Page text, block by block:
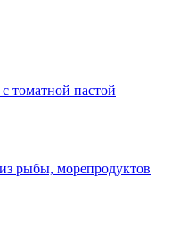
томатной пастой
рыбы, морепродуктов